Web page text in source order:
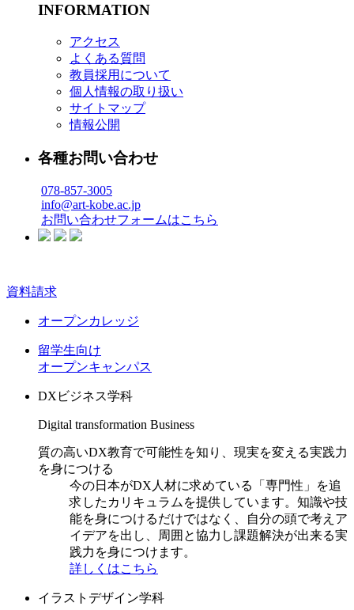
INFORMATION
アクセス
よくある質問
教員採用について
個人情報の取り扱い
サイトマップ
情報公開
各種お問い合わせ
078-857-3005
info@art-kobe.ac.jp
お問い合わせフォームはこちら
資料請求
オープンカレッジ
留学生向け
オープンキャンパス
DXビジネス学科
Digital transformation Business
質の高いDX教育で可能性を知り、現実を変える実践力
を身につける
今の日本がDX人材に求めている「専門性」を追
求したカリキュラムを提供しています。知識や技
能を身につけるだけではなく、自分の頭で考えア
イデアを出し、周囲と協力し課題解決が出来る実
践力を身につけます。
詳しくはこちら
イラストデザイン学科